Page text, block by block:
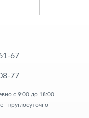
67
77
с 9:00 до 18:00
- круглосуточно